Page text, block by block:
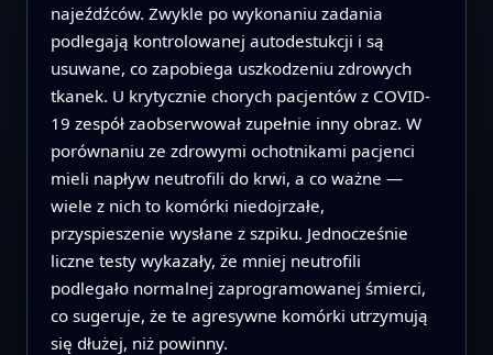
najeźdźców. Zwykle po wykonaniu zadania
podlegają kontrolowanej autodestukcji i są
usuwane, co zapobiega uszkodzeniu zdrowych
tkanek. U krytycznie chorych pacjentów z COVID-
19 zespół zaobserwował zupełnie inny obraz. W
porównaniu ze zdrowymi ochotnikami pacjenci
mieli napływ neutrofili do krwi, a co ważne —
wiele z nich to komórki niedojrzałe,
przyspieszenie wysłane z szpiku. Jednocześnie
liczne testy wykazały, że mniej neutrofili
podlegało normalnej zaprogramowanej śmierci,
co sugeruje, że te agresywne komórki utrzymują
się dłużej, niż powinny.